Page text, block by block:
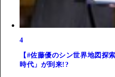
4
【#佐藤優のシン世界地図探
時代」が到来!?